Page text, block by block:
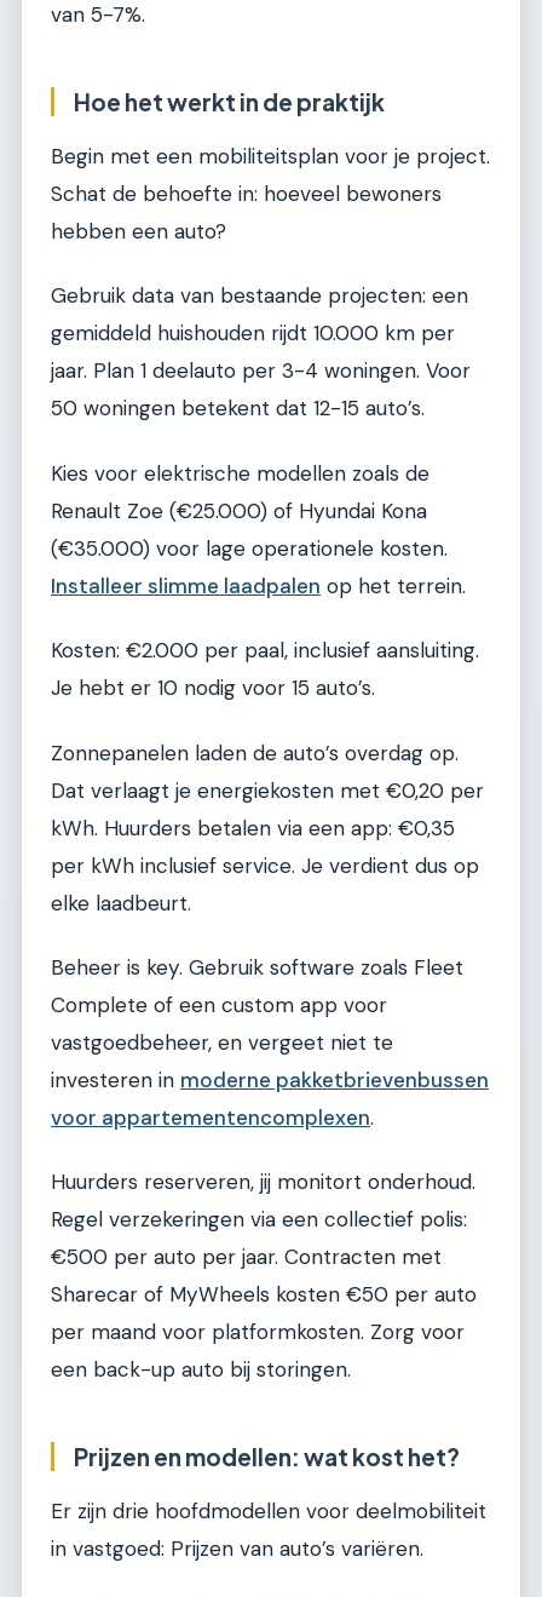
van 5-7%.
Hoe het werkt in de praktijk
Begin met een mobiliteitsplan voor je project.
Schat de behoefte in: hoeveel bewoners
hebben een auto?
Gebruik data van bestaande projecten: een
gemiddeld huishouden rijdt 10.000 km per
jaar. Plan 1 deelauto per 3-4 woningen. Voor
50 woningen betekent dat 12-15 auto’s.
Kies voor elektrische modellen zoals de
Renault Zoe (€25.000) of Hyundai Kona
(€35.000) voor lage operationele kosten.
Installeer slimme laadpalen op het terrein.
Kosten: €2.000 per paal, inclusief aansluiting.
Je hebt er 10 nodig voor 15 auto’s.
Zonnepanelen laden de auto’s overdag op.
Dat verlaagt je energiekosten met €0,20 per
kWh. Huurders betalen via een app: €0,35
per kWh inclusief service. Je verdient dus op
elke laadbeurt.
Beheer is key. Gebruik software zoals Fleet
Complete of een custom app voor
vastgoedbeheer, en vergeet niet te
investeren in moderne pakketbrievenbussen
voor appartementencomplexen.
Huurders reserveren, jij monitort onderhoud.
Regel verzekeringen via een collectief polis:
€500 per auto per jaar. Contracten met
Sharecar of MyWheels kosten €50 per auto
per maand voor platformkosten. Zorg voor
een back-up auto bij storingen.
Prijzen en modellen: wat kost het?
Er zijn drie hoofdmodellen voor deelmobiliteit
in vastgoed: Prijzen van auto’s variëren.